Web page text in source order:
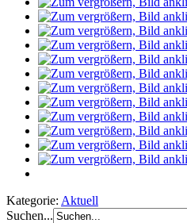
Kategorie: Aktuell
Suchen...